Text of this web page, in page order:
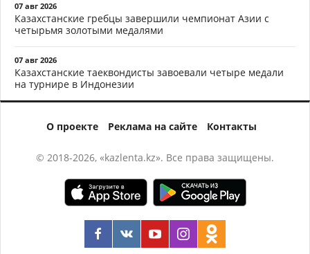
07 авг 2026
Казахстанские гребцы завершили чемпионат Азии с
четырьмя золотыми медалями
07 авг 2026
Казахстанские таеквондисты завоевали четыре медали
на турнире в Индонезии
О проекте Реклама на сайте Контакты
© 2018-2026, «kazlenta.kz». Все права защищены.